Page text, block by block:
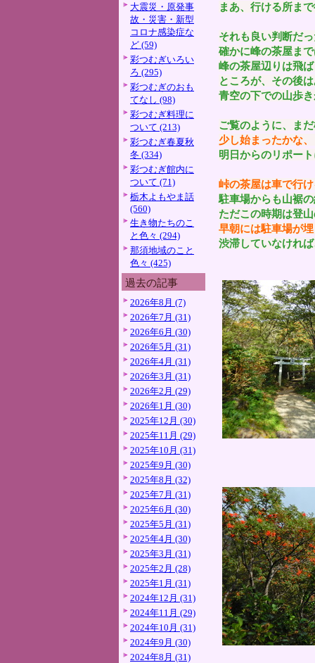
大震災・原発事
故・災害・新型
コロナ感染症な
ど (59)
彩つむぎいろい
ろ (295)
彩つむぎのおも
てなし (98)
彩つむぎ料理に
ついて (213)
彩つむぎ春夏秋
冬 (334)
彩つむぎ館内に
ついて (71)
栃木よもやま話
(560)
生き物たちのこ
と色々 (294)
那須地域のこと
色々 (425)
過去の記事
2026年8月 (7)
2026年7月 (31)
2026年6月 (30)
2026年5月 (31)
2026年4月 (31)
2026年3月 (31)
2026年2月 (29)
2026年1月 (30)
2025年12月 (30)
2025年11月 (29)
2025年10月 (31)
2025年9月 (30)
2025年8月 (32)
2025年7月 (31)
2025年6月 (30)
2025年5月 (31)
2025年4月 (30)
2025年3月 (31)
2025年2月 (28)
2025年1月 (31)
2024年12月 (31)
2024年11月 (29)
2024年10月 (31)
2024年9月 (30)
2024年8月 (31)
まあ、行ける所ま
それも良い判断だ
確かに峰の茶屋ま
峰の茶屋辺りは飛
ところが、その後
青空の下での山歩
ご覧のように、ま
少し始まったかな
明日からのリポー
峠の茶屋は車で行
駐車場からも山裾
ただこの時期は登
早朝には駐車場が
渋滞していなけれ